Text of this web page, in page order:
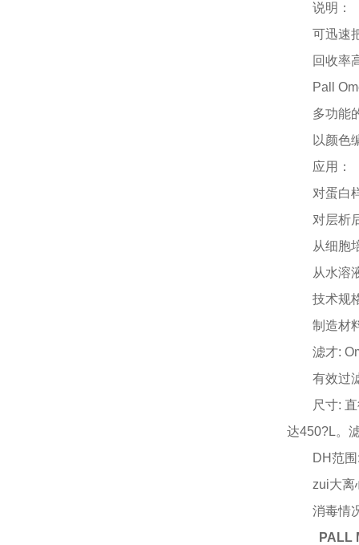
说明：
可迅速
回收率
Pall
多功能
以颜色
应用：
对蛋白
对层析
从细胞
从水溶
技术规
制造材
滤才:
有效过
尺寸:
达450?L。
DH范
zui大离
消毒情
PALL